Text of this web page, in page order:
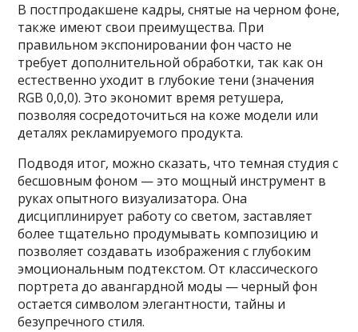
В постпродакшене кадры, снятые на черном фоне,
также имеют свои преимущества. При
правильном экспонировании фон часто не
требует дополнительной обработки, так как он
естественно уходит в глубокие тени (значения
RGB 0,0,0). Это экономит время ретушера,
позволяя сосредоточиться на коже модели или
деталях рекламируемого продукта.
Подводя итог, можно сказать, что темная студия с
бесшовным фоном — это мощный инструмент в
руках опытного визуализатора. Она
дисциплинирует работу со светом, заставляет
более тщательно продумывать композицию и
позволяет создавать изображения с глубоким
эмоциональным подтекстом. От классического
портрета до авангардной моды — черный фон
остается символом элегантности, тайны и
безупречного стиля.